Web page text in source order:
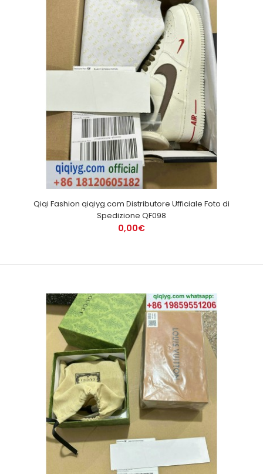
Qiqi Fashion qiqiyg.com Distributore Ufficiale Foto di
Spedizione QF098
0,00€